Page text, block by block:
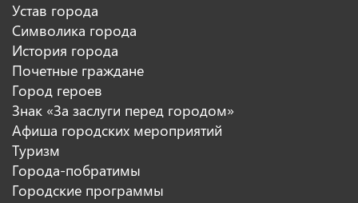
Устав города
Символика города
История города
Почетные граждане
Город героев
Знак «За заслуги перед городом»
Афиша городских мероприятий
Туризм
Города-побратимы
Городские программы